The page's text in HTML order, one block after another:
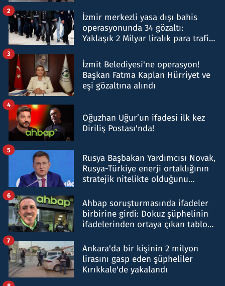
İzmir merkezli yasa dışı bahis
operasyonunda 34 gözaltı:
Yaklaşık 2 Milyar liralık para trafiği
2
İzmit Belediyesi'ne operasyon!
Başkan Fatma Kaplan Hürriyet ve
eşi gözaltına alındı
3
Oğuzhan Uğur’un ifadesi ilk kez
Diriliş Postası'nda!
4
Rusya Başbakan Yardımcısı Novak,
Rusya-Türkiye enerji ortaklığının
stratejik nitelikte olduğunu
5
Ahbap soruşturmasında ifadeler
birbirine girdi: Dokuz şüphelinin
ifadelerinden ortaya çıkan tablo
6
Ankara'da bir kişinin 2 milyon
lirasını gasp eden şüpheliler
Kırıkkale'de yakalandı
7